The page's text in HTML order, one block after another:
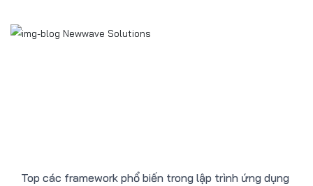
Top các framework phổ biến trong lập trình ứng dụng